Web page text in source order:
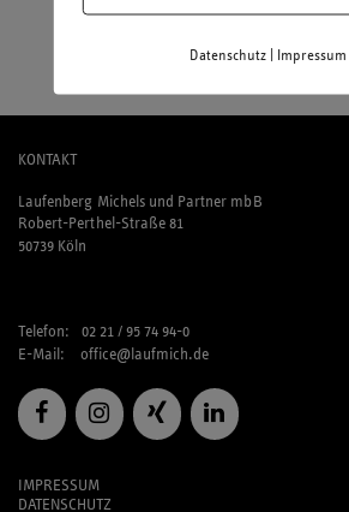
KONTAKT
Laufenberg Michels und Partner mbB
Robert-Perthel-Straße 81
50739 Köln
Telefon: 02 21 / 95 74 94-0
E-Mail: office@laufmich.de
IMPRESSUM
DATENSCHUTZ
Datenschutz| Impressum